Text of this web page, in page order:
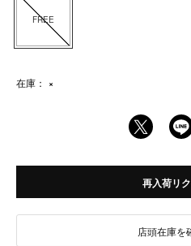
FREE
在庫： ×
再入荷リ
店頭在庫を